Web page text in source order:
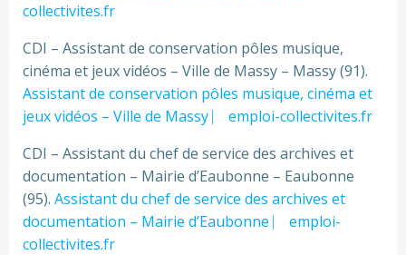
collectivites.fr
CDI – Assistant de conservation pôles musique,
cinéma et jeux vidéos – Ville de Massy – Massy (91).
Assistant de conservation pôles musique, cinéma et
jeux vidéos – Ville de Massy ⎸ emploi-collectivites.fr
CDI – Assistant du chef de service des archives et
documentation – Mairie d’Eaubonne – Eaubonne
(95). Assistant du chef de service des archives et
documentation – Mairie d’Eaubonne ⎸ emploi-
collectivites.fr